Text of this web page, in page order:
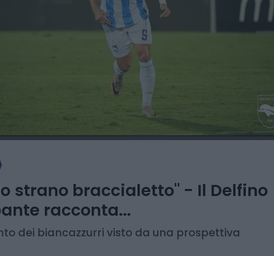
strano braccialetto" - Il Delfino
racconta...
dei biancazzurri visto da una prospettiva